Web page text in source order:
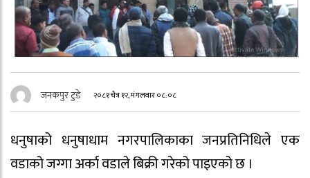
जनकपुर टुडे २०८१ चैत्र १२, मंगलवार ०८:०८
धनुषाको धनुषाधाम नगरपालिकाका जनप्रतिनिधिले एक
वडाको जग्गा अर्का वडाले बिक्री गरेको पाइएको छ ।